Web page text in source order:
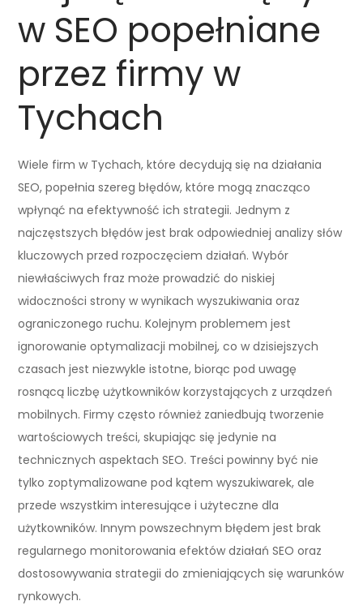
w SEO popełniane
przez firmy w
Tychach
Wiele firm w Tychach, które decydują się na działania
SEO, popełnia szereg błędów, które mogą znacząco
wpłynąć na efektywność ich strategii. Jednym z
najczęstszych błędów jest brak odpowiedniej analizy słów
kluczowych przed rozpoczęciem działań. Wybór
niewłaściwych fraz może prowadzić do niskiej
widoczności strony w wynikach wyszukiwania oraz
ograniczonego ruchu. Kolejnym problemem jest
ignorowanie optymalizacji mobilnej, co w dzisiejszych
czasach jest niezwykle istotne, biorąc pod uwagę
rosnącą liczbę użytkowników korzystających z urządzeń
mobilnych. Firmy często również zaniedbują tworzenie
wartościowych treści, skupiając się jedynie na
technicznych aspektach SEO. Treści powinny być nie
tylko zoptymalizowane pod kątem wyszukiwarek, ale
przede wszystkim interesujące i użyteczne dla
użytkowników. Innym powszechnym błędem jest brak
regularnego monitorowania efektów działań SEO oraz
dostosowywania strategii do zmieniających się warunków
rynkowych.